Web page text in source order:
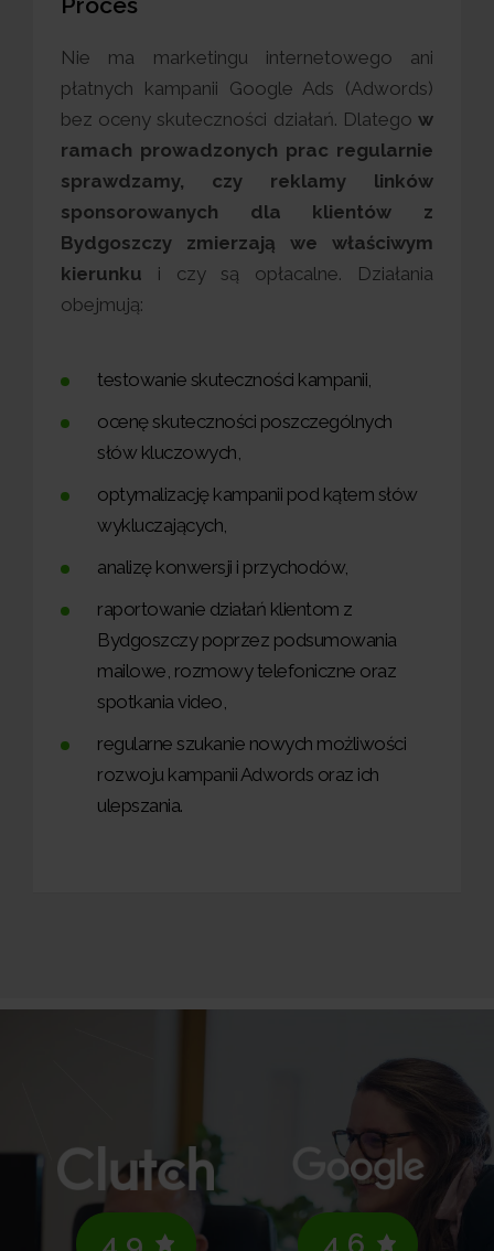
Nie ma marketingu internetowego ani
płatnych kampanii Google Ads (Adwords)
bez oceny skuteczności działań. Dlatego w
ramach prowadzonych prac regularnie
sprawdzamy, czy reklamy linków
sponsorowanych dla klientów z
Bydgoszczy zmierzają we właściwym
kierunku i czy są opłacalne. Działania
obejmują:
testowanie skuteczności kampanii,
ocenę skuteczności poszczególnych
słów kluczowych,
optymalizację kampanii pod kątem słów
wykluczających,
analizę konwersji i przychodów,
raportowanie działań klientom z
Bydgoszczy poprzez podsumowania
mailowe, rozmowy telefoniczne oraz
spotkania video,
regularne szukanie nowych możliwości
rozwoju kampanii Adwords oraz ich
ulepszania.
4.9 4.6